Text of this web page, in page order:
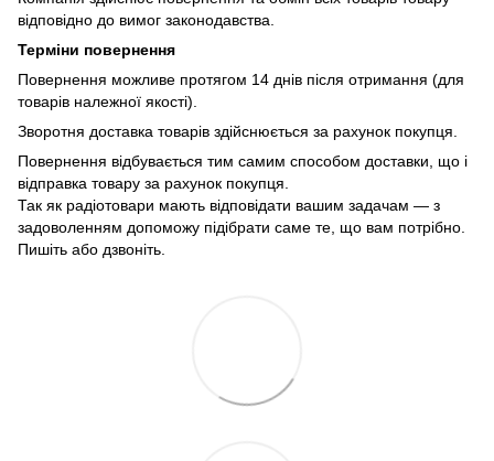
відповідно до вимог законодавства.
Терміни повернення
Повернення можливе протягом 14 днів після отримання (для
товарів належної якості).
Зворотня доставка товарів здійснюється за рахунок покупця.
Повернення відбувається тим самим способом доставки, що і
відправка товару за рахунок покупця.
Так як радіотовари мають відповідати вашим задачам — з
задоволенням допоможу підібрати саме те, що вам потрібно.
Пишіть або дзвоніть.